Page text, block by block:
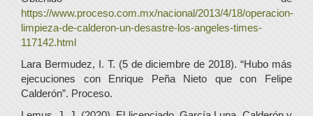
https://www.proceso.com.mx/nacional/2013/4/18/operacion-
limpieza-de-calderon-un-desastre-los-angeles-times-
117142.html
Lara Bermudez, I. T. (5 de diciembre de 2018). “Hubo más
ejecuciones con Enrique Peña Nieto que con Felipe
Calderón”. Proceso.